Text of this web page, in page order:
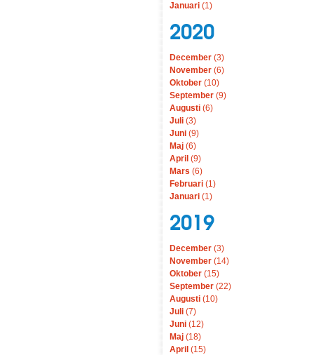
Januari (1)
2020
December (3)
November (6)
Oktober (10)
September (9)
Augusti (6)
Juli (3)
Juni (9)
Maj (6)
April (9)
Mars (6)
Februari (1)
Januari (1)
2019
December (3)
November (14)
Oktober (15)
September (22)
Augusti (10)
Juli (7)
Juni (12)
Maj (18)
April (15)